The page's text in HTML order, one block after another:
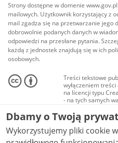
Strony dostępne w domenie
mailowych. Użytkownik korzystający z
mail zgadza się na przetwarzanie jego
dobrowolnie podanych danych w
odpowiedzi na przesłane pytania.
każdą z jednostek znajdują się w ich
osobowych.
Treści tekstowe
wyłączeniem
na licencji typu
- na tych samych
Materiały
audio i wideo, są
Creative
niekomercyjne -
NC-ND 4.0), o ile
Dbamy o Twoją
Wykorzystujemy pliki cookie